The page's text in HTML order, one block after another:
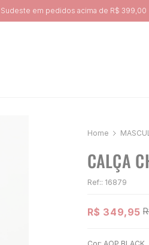
utilizando o cupom: PRIMEIRA10
CALÇA
Ref:: 16879
R$ 349,95